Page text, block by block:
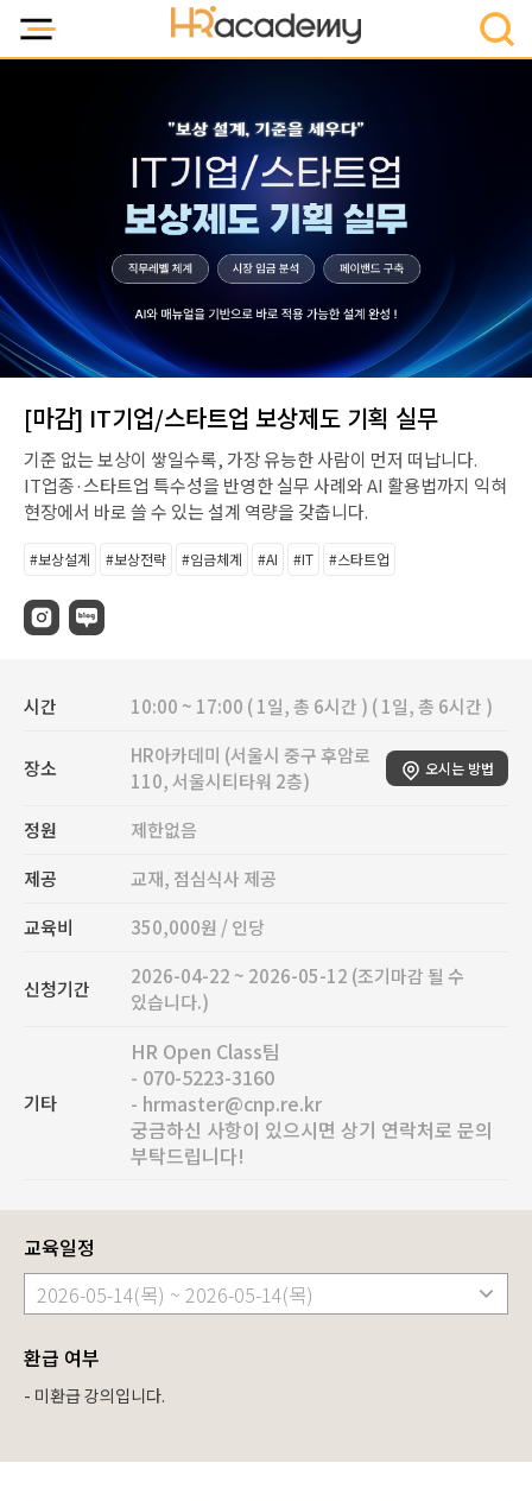
[마감] IT기업/스타트업 보상제도 기획 실무
기준 없는 보상이 쌓일수록, 가장 유능한 사람이 먼저 떠납니다.
IT업종·스타트업 특수성을 반영한 실무 사례와 AI 활용법까지 익혀
현장에서 바로 쓸 수 있는 설계 역량을 갖춥니다.
#보상설계 #보상전략 #임금체계 #AI #IT #스타트업
시간 10:00 ~ 17:00 ( 1일, 총 6시간 ) ( 1일, 총 6시간 )
장소
HR아카데미 (서울시 중구 후암로
110, 서울시티타워 2층)
오시는 방법
정원
제한없음
제공
교재, 점심식사 제공
교육비
350,000원 / 인당
신청기간
2026-04-22 ~ 2026-05-12 (조기마감 될 수
있습니다.)
기타
HR Open Class팀
- 070-5223-3160
- hrmaster@cnp.re.kr
궁금하신 사항이 있으시면 상기 연락처로 문의
부탁드립니다!
교육일정
환급 여부
- 미환급 강의입니다.